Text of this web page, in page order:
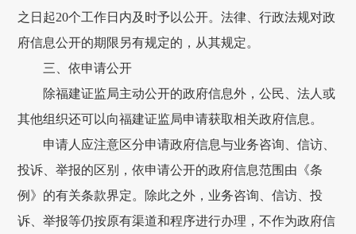
之日起20个工作日内及时予以公开。法律、行政法规对政
府信息公开的期限另有规定的，从其规定。
三、依申请公开
除福建证监局主动公开的政府信息外，公民、法人或
其他组织还可以向福建证监局申请获取相关政府信息。
申请人应注意区分申请政府信息与业务咨询、信访、
投诉、举报的区别，依申请公开的政府信息范围由《条
例》的有关条款界定。除此之外，业务咨询、信访、投
诉、举报等仍按原有渠道和程序进行办理，不作为政府信